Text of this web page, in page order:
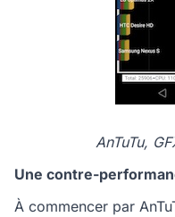
AnTuTu,
Une contre-
À commencer par